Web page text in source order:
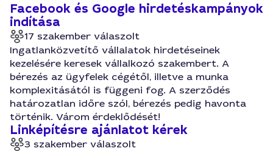
Facebook és Google hirdetéskampányok
indítása
17 szakember válaszolt
Ingatlanközvetítő vállalatok hirdetéseinek
kezelésére keresek vállalkozó szakembert. A
bérezés az ügyfelek cégétől, illetve a munka
komplexitásától is függeni fog. A szerződés
határozatlan időre szól, bérezés pedig havonta
történik. Várom érdeklődését!
Linképítésre ajánlatot kérek
3 szakember válaszolt